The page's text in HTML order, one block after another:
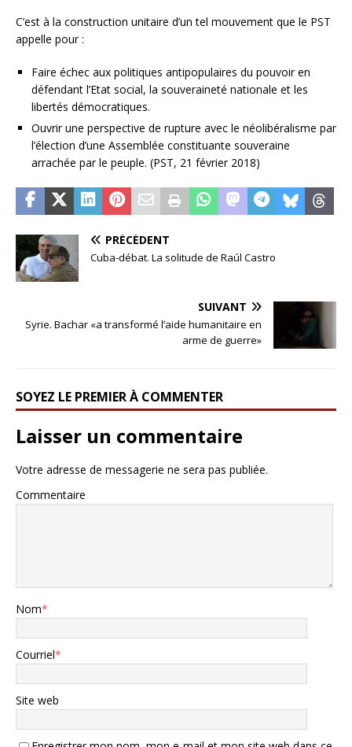
C’est à la construction unitaire d’un tel mouvement que le PST
appelle pour :
Faire échec aux politiques antipopulaires du pouvoir en
défendant l’Etat social, la souveraineté nationale et les
libertés démocratiques.
Ouvrir une perspective de rupture avec le néolibéralisme par
l’élection d’une Assemblée constituante souveraine
arrachée par le peuple. (PST, 21 février 2018)
PRÉCÉDENT
Cuba-débat. La solitude de Raúl Castro
SUIVANT
Syrie. Bachar «a transformé l’aide humanitaire en
arme de guerre»
SOYEZ LE PREMIER À COMMENTER
Laisser un commentaire
Votre adresse de messagerie ne sera pas publiée.
Commentaire
Nom*
Courriel*
Site web